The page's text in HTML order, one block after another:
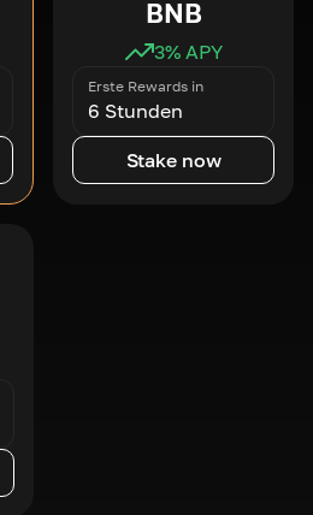
BNB
3% APY
Erste Rewards in
6 Stunden
Stake now